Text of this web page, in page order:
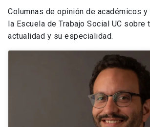
Columnas de opinión de académicos
la Escuela de Trabajo Social UC sobre
actualidad y su especialidad.